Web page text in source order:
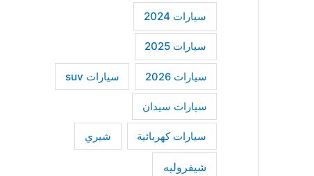
سيارات 2024
سيارات 2025
سيارات 2026 سيارات suv
سيارات سيدان
سيارات كهربائية شيري
شيفروليه